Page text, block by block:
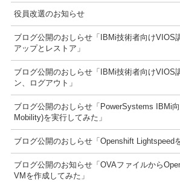
役員改選のお知らせ
ブログ公開のおしらせ「IBMi技術者向けVIOS
アップとレストア」
ブログ公開のおしらせ「IBMi技術者向けVIOS
ン、ログアウト」
ブログ公開のおしらせ「PowerSystems IBMi
Mobility)を実行してみた」
ブログ公開のおしらせ「Openshift Lightspeed
ブログ公開のお知らせ「OVAファイルから
VMを作成してみた」